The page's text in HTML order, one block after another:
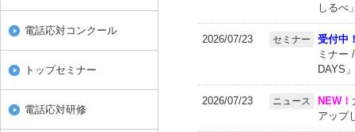
電話応対コンクール
トップセミナー
電話応対研修
しるべ
2026/07/23 セミナー
受付中
ミナー
DAYS」
2026/07/23 ニュース NEW！
アップ